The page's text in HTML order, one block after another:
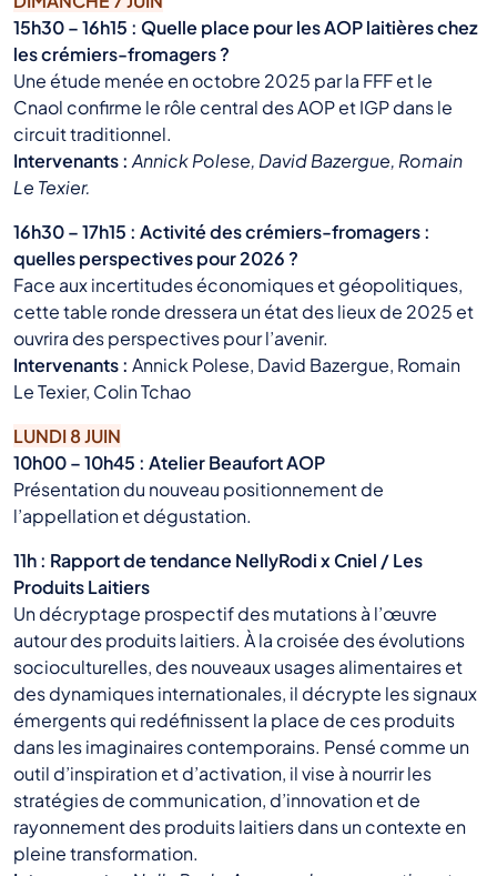
15h30 – 16h15 : Quelle place pour les AOP laitières chez
les crémiers-fromagers ?
Une étude menée en octobre 2025 par la FFF et le
Cnaol confirme le rôle central des AOP et IGP dans le
circuit traditionnel.
Intervenants : Annick Polese, David Bazergue, Romain
Le Texier.
16h30 – 17h15 : Activité des crémiers-fromagers :
quelles perspectives pour 2026 ?
Face aux incertitudes économiques et géopolitiques,
cette table ronde dressera un état des lieux de 2025 et
ouvrira des perspectives pour l’avenir.
Intervenants : Annick Polese, David Bazergue, Romain
Le Texier, Colin Tchao
LUNDI 8 JUIN
10h00 – 10h45 : Atelier Beaufort AOP
Présentation du nouveau positionnement de
l’appellation et dégustation.
11h : Rapport de tendance NellyRodi x Cniel / Les
Produits Laitiers
Un décryptage prospectif des mutations à l’œuvre
autour des produits laitiers. À la croisée des évolutions
socioculturelles, des nouveaux usages alimentaires et
des dynamiques internationales, il décrypte les signaux
émergents qui redéfinissent la place de ces produits
dans les imaginaires contemporains. Pensé comme un
outil d’inspiration et d’activation, il vise à nourrir les
stratégies de communication, d’innovation et de
rayonnement des produits laitiers dans un contexte en
pleine transformation.